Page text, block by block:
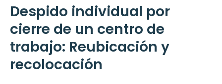
Despido individual por
cierre de un centro de
trabajo: Reubicación y
recolocación